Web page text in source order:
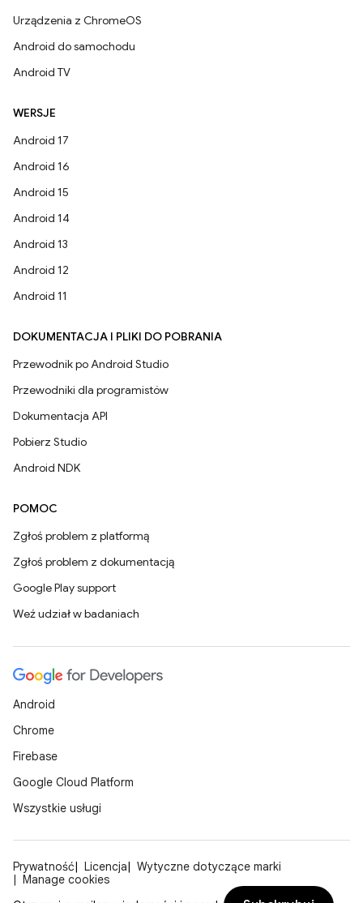
Urządzenia z ChromeOS
Android do samochodu
Android TV
WERSJE
Android 17
Android 16
Android 15
Android 14
Android 13
Android 12
Android 11
DOKUMENTACJA I PLIKI DO POBRANIA
Przewodnik po Android Studio
Przewodniki dla programistów
Dokumentacja API
Pobierz Studio
Android NDK
POMOC
Zgłoś problem z platformą
Zgłoś problem z dokumentacją
Google Play support
Weź udział w badaniach
Android
Chrome
Firebase
Google Cloud Platform
Wszystkie usługi
Prywatność Licencja
Wytyczne dotyczące marki
Manage cookies